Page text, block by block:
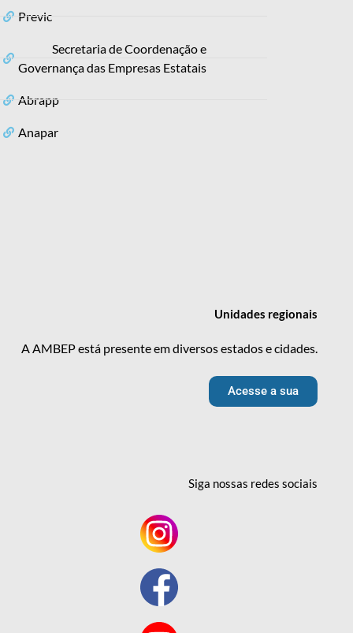
Previc
Secretaria de Coordenação e
Governança das Empresas Estatais
Abrapp
Anapar
Unidades regionais
A AMBEP está presente em diversos estados e cidades.
Acesse a sua
Siga nossas redessociais